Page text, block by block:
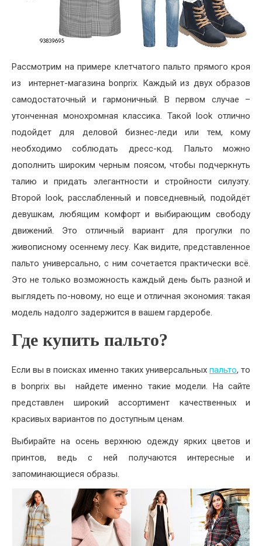
Рассмотрим на примере клетчатого пальто прямого кроя
из интернет-магазина bonprix. Каждый из двух образов
самодостаточный и гармоничный. В первом случае –
утонченная монохромная классика. Такой look отлично
подойдет для деловой бизнес-леди или тем, кому
необходимо соблюдать дресс-код. Пальто можно
дополнить широким черным поясом, чтобы подчеркнуть
талию и придать элегантности и стройности силуэту.
Второй look, расслабленный и повседневный, подойдёт
девушкам, любящим комфорт и выбирающим свободу
движений. Это отличный вариант для прогулки по
живописному осеннему лесу. Как видите, представленное
пальто универсально, с ним сочетается практически всё.
Это не только возможность каждый день быть разной и
выглядеть по-новому, но еще и отличная экономия: такая
модель надолго задержится в вашем гардеробе.
Где купить пальто?
Если вы в поисках именно таких универсальных пальто, то
в bonprix вы найдете именно такие модели. На сайте
представлен широкий ассортимент качественных и
красивых вариантов по доступным ценам.
Выбирайте на осень верхнюю одежду ярких цветов и
принтов, ведь с ней получаются интересные и
запоминающиеся образы.